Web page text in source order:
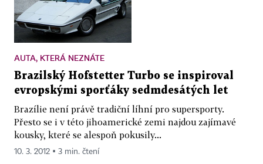
AUTA, KTERÁ NEZNÁTE
Brazilský Hofstetter Turbo se inspiroval
evropskými sporťáky sedmdesátých let
Brazílie není právě tradiční líhní pro supersporty.
Přesto se i v této jihoamerické zemi najdou zajímavé
kousky, které se alespoň pokusily...
10. 3. 2012 ▪ 3 min. čtení